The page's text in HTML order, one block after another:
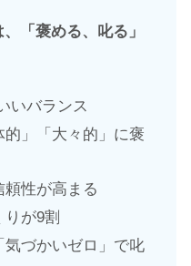
「褒める、叱る」
いバランス
」「大々的」に褒
頼性が高まる
が9割
づかいゼロ」で叱